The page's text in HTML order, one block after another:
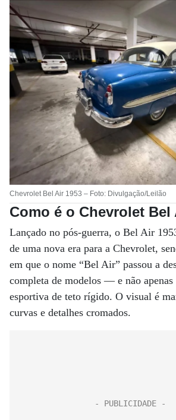
Chevrolet Bel Air 1953 – Foto: Divulgação/Leilão
Como é o Chevrolet Bel
Lançado no pós-guerra, o Bel Air
de uma nova era para a Chevrolet,
em que o nome “Bel Air” passou a
completa de modelos — e não apenas
esportiva de teto rígido. O visual é
curvas e detalhes cromados.